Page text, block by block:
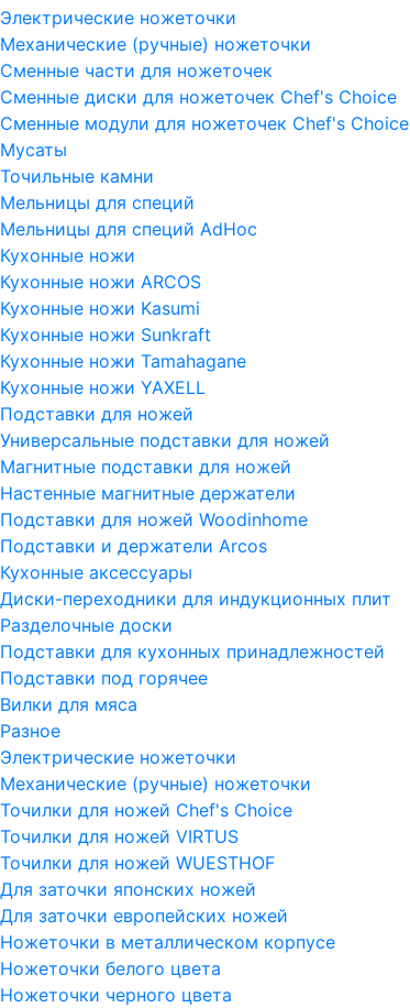
Электрические ножеточки
Механические (ручные) ножеточки
Сменные части для ножеточек
Сменные диски для ножеточек Chef's Choice
Сменные модули для ножеточек Chef's Choice
Мусаты
Точильные камни
Мельницы для специй
Мельницы для специй AdHoc
Кухонные ножи
Кухонные ножи ARCOS
Кухонные ножи Kasumi
Кухонные ножи Sunkraft
Кухонные ножи Tamahagane
Кухонные ножи YAXELL
Подставки для ножей
Универсальные подставки для ножей
Магнитные подставки для ножей
Настенные магнитные держатели
Подставки для ножей Woodinhome
Подставки и держатели Arcos
Кухонные аксессуары
Диски-переходники для индукционных плит
Разделочные доски
Подставки для кухонных принадлежностей
Подставки под горячее
Вилки для мяса
Разное
Электрические ножеточки
Механические (ручные) ножеточки
Точилки для ножей Chef's Choice
Точилки для ножей VIRTUS
Точилки для ножей WUESTHOF
Для заточки японских ножей
Для заточки европейских ножей
Ножеточки в металлическом корпусе
Ножеточки белого цвета
Ножеточки черного цвета